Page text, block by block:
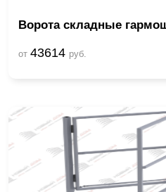
Ворота складные
от 43614 руб.